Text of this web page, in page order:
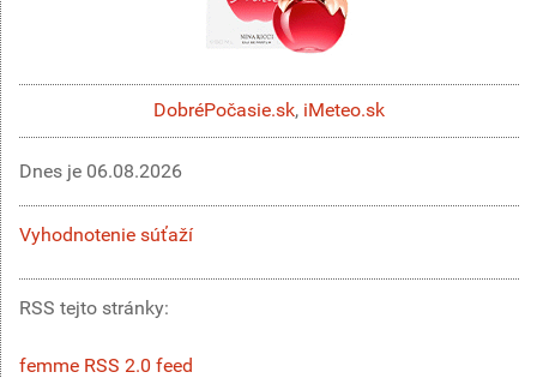
DobréPočasie.sk, iMeteo.sk
Dnes je 06.08.2026
Vyhodnotenie súťaží
RSS tejto stránky:
femme RSS 2.0 feed